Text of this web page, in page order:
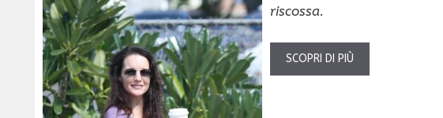
riscossa.
SCOPRI DI PIÙ